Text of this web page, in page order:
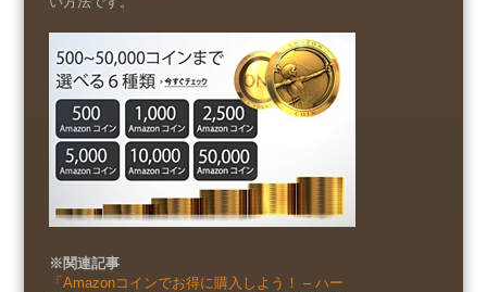
※関連記事
「Amazonコインでお得に購入しよう！ – ハー